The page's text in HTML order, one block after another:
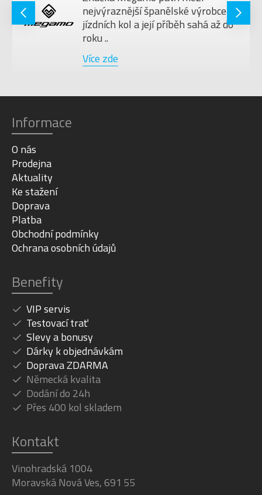
nejvýraznější španělské výrobce
jízdních kol a její příběh sahá až do
roku ..
Více zde
Informace
O nás
Prodejna
Aktuality
Ke stažení
Doprava
Platba
Obchodní podmínky
Ochrana osobních údajů
Benefity
VIP servis
Testovací trať
Slevy a bonusy
Dárky k objednávkám
Doprava ZDARMA
Německá kvalita
Dodání do 24h
Přes 400 kol skladem
Kontakt
Vinohradská 1004
Moravská Nová Ves, 691 55